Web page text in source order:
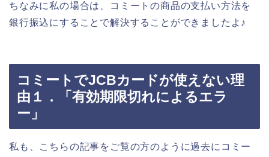
ちなみに私の場合は、コミートの商品の支払い方法を
銀行振込にすることで解決することができましたよ♪
コミートでJCBカードが使えない理
由１．「有効期限切れによるエラ
ー」
私も、こちらの記事をご覧の方のように過去にコミー